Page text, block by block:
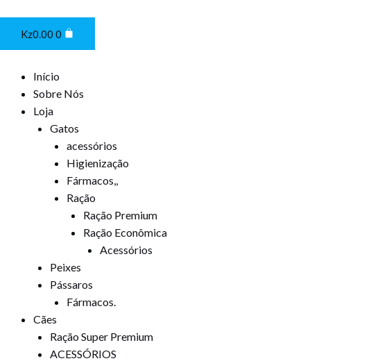
Kz0.00 0
Cart
Início
Sobre Nós
Loja
Gatos
acessórios
Higienização
Fármacos,,
Ração
Ração Premium
Ração Econômica
Acessórios
Peixes
Pássaros
Fármacos.
Cães
Ração Super Premium
ACESSÓRIOS